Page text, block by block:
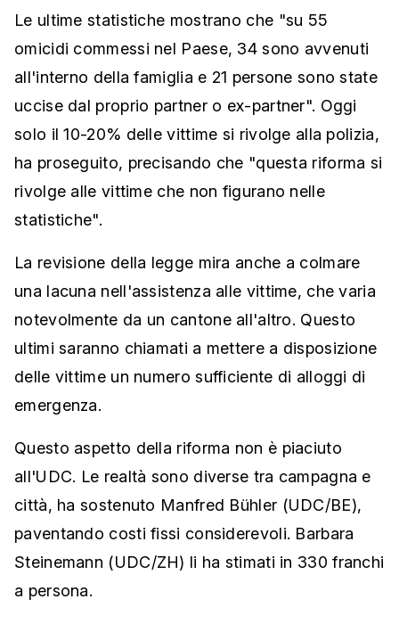
Le ultime statistiche mostrano che "su 55
omicidi commessi nel Paese, 34 sono avvenuti
all'interno della famiglia e 21 persone sono state
uccise dal proprio partner o ex-partner". Oggi
solo il 10-20% delle vittime si rivolge alla polizia,
ha proseguito, precisando che "questa riforma si
rivolge alle vittime che non figurano nelle
statistiche".
La revisione della legge mira anche a colmare
una lacuna nell'assistenza alle vittime, che varia
notevolmente da un cantone all'altro. Questo
ultimi saranno chiamati a mettere a disposizione
delle vittime un numero sufficiente di alloggi di
emergenza.
Questo aspetto della riforma non è piaciuto
all'UDC. Le realtà sono diverse tra campagna e
città, ha sostenuto Manfred Bühler (UDC/BE),
paventando costi fissi considerevoli. Barbara
Steinemann (UDC/ZH) li ha stimati in 330 franchi
a persona.